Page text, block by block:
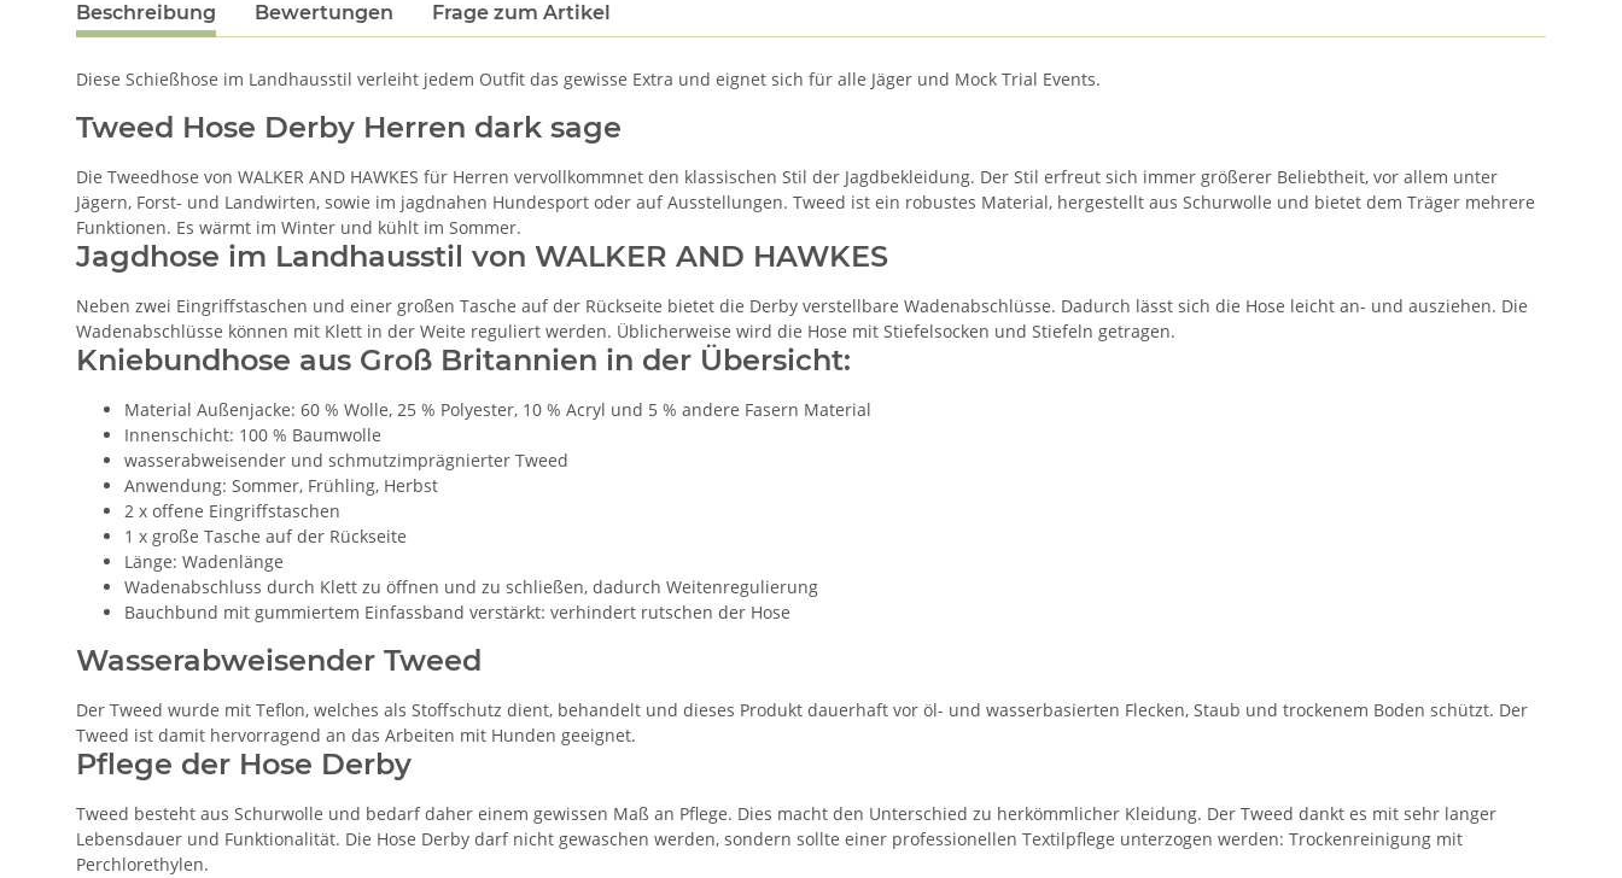
Beschreibung Bewertungen Frage zum Artikel
Diese Schießhose im Landhausstil verleiht jedem Outfit das gewisse Extra und eignet sich für alle Jäger und Mock Trial Events.
Tweed Hose Derby Herren dark sage
Die Tweedhose von WALKER AND HAWKES für Herren vervollkommnet den klassischen Stil der Jagdbekleidung. Der Stil erfreut sich immer größerer Beliebtheit, vor allem unter
Jägern, Forst- und Landwirten, sowie im jagdnahen Hundesport oder auf Ausstellungen. Tweed ist ein robustes Material, hergestellt aus Schurwolle und bietet dem Träger mehrere
Funktionen. Es wärmt im Winter und kühlt im Sommer.
Jagdhose im Landhausstil von WALKER AND HAWKES
Neben zwei Eingriffstaschen und einer großen Tasche auf der Rückseite bietet die Derby verstellbare Wadenabschlüsse. Dadurch lässt sich die Hose leicht an- und ausziehen. Die
Wadenabschlüsse können mit Klett in der Weite reguliert werden. Üblicherweise wird die Hose mit Stiefelsocken und Stiefeln getragen.
Kniebundhose aus Groß Britannien in der Übersicht:
Material Außenjacke: 60 % Wolle, 25 % Polyester, 10 % Acryl und 5 % andere Fasern Material
Innenschicht: 100 % Baumwolle
wasserabweisender und schmutzimprägnierter Tweed
Anwendung: Sommer, Frühling, Herbst
2 x offene Eingriffstaschen
1 x große Tasche auf der Rückseite
Länge: Wadenlänge
Wadenabschluss durch Klett zu öffnen und zu schließen, dadurch Weitenregulierung
Bauchbund mit gummiertem Einfassband verstärkt: verhindert rutschen der Hose
Wasserabweisender Tweed
Der Tweed wurde mit Teflon, welches als Stoffschutz dient, behandelt und dieses Produkt dauerhaft vor öl- und wasserbasierten Flecken, Staub und trockenem Boden schützt. Der
Tweed ist damit hervorragend an das Arbeiten mit Hunden geeignet.
Pflege der Hose Derby
Tweed besteht aus Schurwolle und bedarf daher einem gewissen Maß an Pflege. Dies macht den Unterschied zu herkömmlicher Kleidung. Der Tweed dankt es mit sehr langer
Lebensdauer und Funktionalität. Die Hose Derby darf nicht gewaschen werden, sondern sollte einer professionellen Textilpflege unterzogen werden: Trockenreinigung mit
Perchlorethylen.